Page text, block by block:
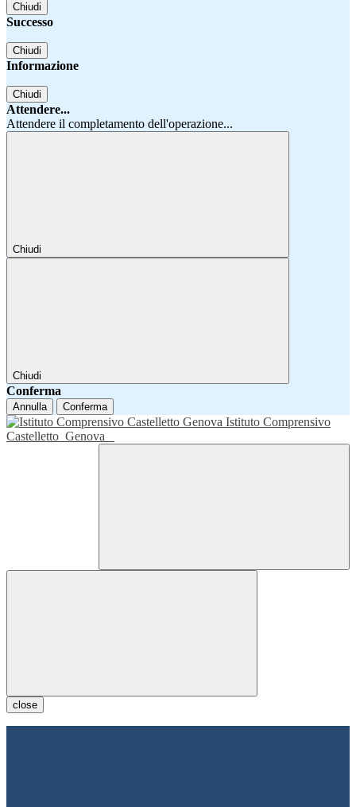
Chiudi
Successo
Chiudi
Informazione
Chiudi
Attendere...
Attendere il completamento dell'operazione...
Chiudi
Chiudi
Conferma
Annulla Conferma
Istituto Comprensivo
Castelletto Genova
close